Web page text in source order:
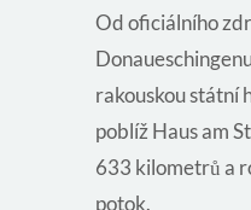
Od oficiálního
rakouskou státní
poblíž Haus am
633 kilometrů a
potok.